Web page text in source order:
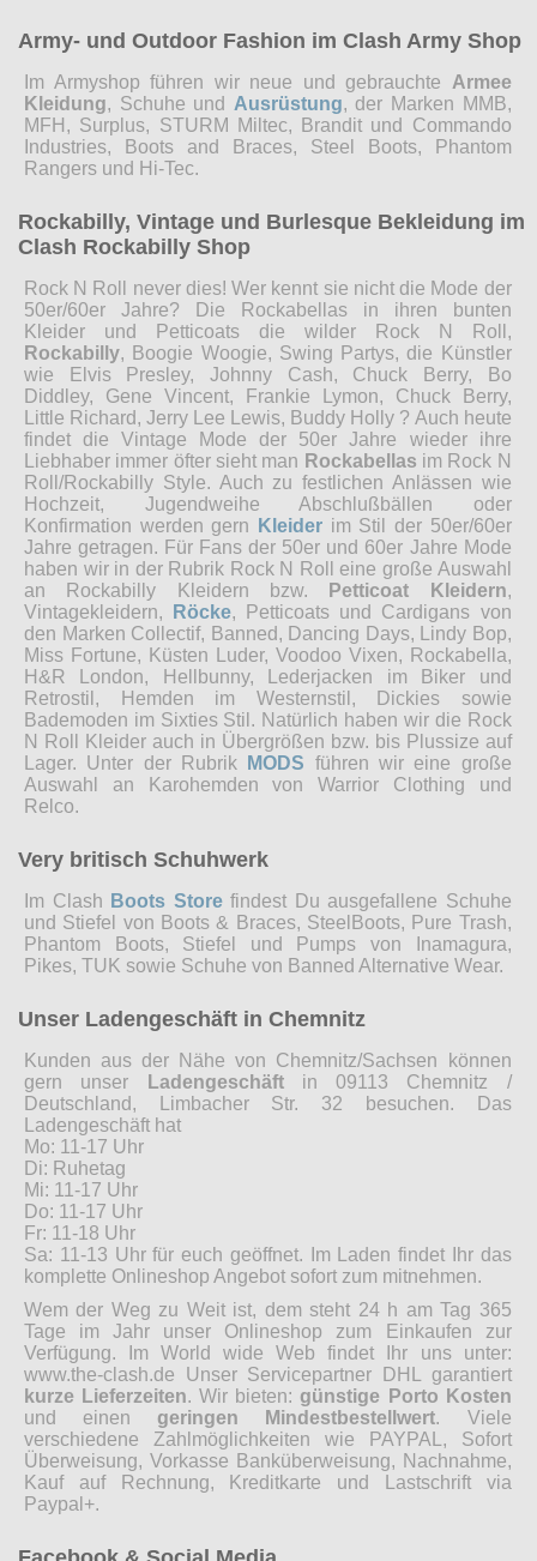
Army- und Outdoor Fashion im Clash Army Shop
Im Armyshop führen wir neue und gebrauchte Armee
Kleidung, Schuhe und Ausrüstung, der Marken MMB,
MFH, Surplus, STURM Miltec, Brandit und Commando
Industries, Boots and Braces, Steel Boots, Phantom
Rangers und Hi-Tec.
Rockabilly, Vintage und Burlesque Bekleidung im
Clash Rockabilly Shop
Rock N Roll never dies! Wer kennt sie nicht die Mode der
50er/60er Jahre? Die Rockabellas in ihren bunten
Kleider und Petticoats die wilder Rock N Roll,
Rockabilly, Boogie Woogie, Swing Partys, die Künstler
wie Elvis Presley, Johnny Cash, Chuck Berry, Bo
Diddley, Gene Vincent, Frankie Lymon, Chuck Berry,
Little Richard, Jerry Lee Lewis, Buddy Holly ? Auch heute
findet die Vintage Mode der 50er Jahre wieder ihre
Liebhaber immer öfter sieht man Rockabellas im Rock N
Roll/Rockabilly Style. Auch zu festlichen Anlässen wie
Hochzeit, Jugendweihe Abschlußbällen oder
Konfirmation werden gern
Kleiderim Stil der 50er/60er
Jahre getragen. Für Fans der 50er und 60er Jahre Mode
haben wir in der Rubrik Rock N Roll eine große Auswahl
an Rockabilly Kleidern bzw.
Petticoat Kleidern,
Vintagekleidern,
Röcke, Petticoats und Cardigans von
den Marken Collectif, Banned, Dancing Days, Lindy Bop,
Miss Fortune, Küsten Luder, Voodoo Vixen, Rockabella,
H&R London, Hellbunny, Lederjacken im Biker und
Retrostil, Hemden im Westernstil, Dickies sowie
Bademoden im Sixties Stil. Natürlich haben wir die Rock
N Roll Kleider auch in Übergrößen bzw. bis Plussize auf
Lager. Unter der Rubrik
MODS führen wir eine große
Auswahl an Karohemden von Warrior Clothing und
Relco.
Very britisch Schuhwerk
Im Clash Boots Storefindest Du ausgefallene Schuhe
und Stiefel von Boots & Braces, SteelBoots, Pure Trash,
Phantom Boots, Stiefel und Pumps von Inamagura,
Pikes, TUK sowie Schuhe von Banned Alternative Wear.
Unser Ladengeschäft in Chemnitz
Kunden aus der Nähe von Chemnitz/Sachsen können
gern unser
Ladengeschäftin 09113 Chemnitz /
Deutschland, Limbacher Str. 32 besuchen. Das
Ladengeschäft hat
Mo: 11-17 Uhr
Di: Ruhetag
Mi: 11-17 Uhr
Do: 11-17 Uhr
Fr: 11-18 Uhr
Sa: 11-13 Uhr für euch geöffnet. Im Laden findet Ihr das
komplette Onlineshop Angebot sofort zum mitnehmen.
Wem der Weg zu Weit ist, dem steht 24 h am Tag 365
Tage im Jahr unser Onlineshop zum Einkaufen zur
Verfügung. Im World wide Web findet Ihr uns unter:
www.the-clash.de Unser Servicepartner DHL garantiert
kurze Lieferzeiten. Wir bieten:günstige Porto Kosten
und einengeringen Mindestbestellwert. Viele
verschiedene Zahlmöglichkeiten wie PAYPAL, Sofort
Überweisung, Vorkasse Banküberweisung, Nachnahme,
Kauf auf Rechnung, Kreditkarte und Lastschrift via
Paypal+.